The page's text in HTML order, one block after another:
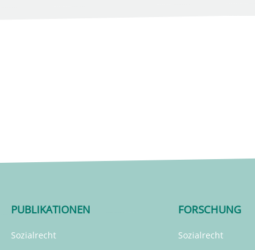
PUBLIKATIONEN
Sozialrecht
FORSCHUNG
Sozialrecht